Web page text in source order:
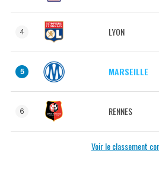
4 LYON
5 MARSEILLE
6 RENNES
Voir le classement